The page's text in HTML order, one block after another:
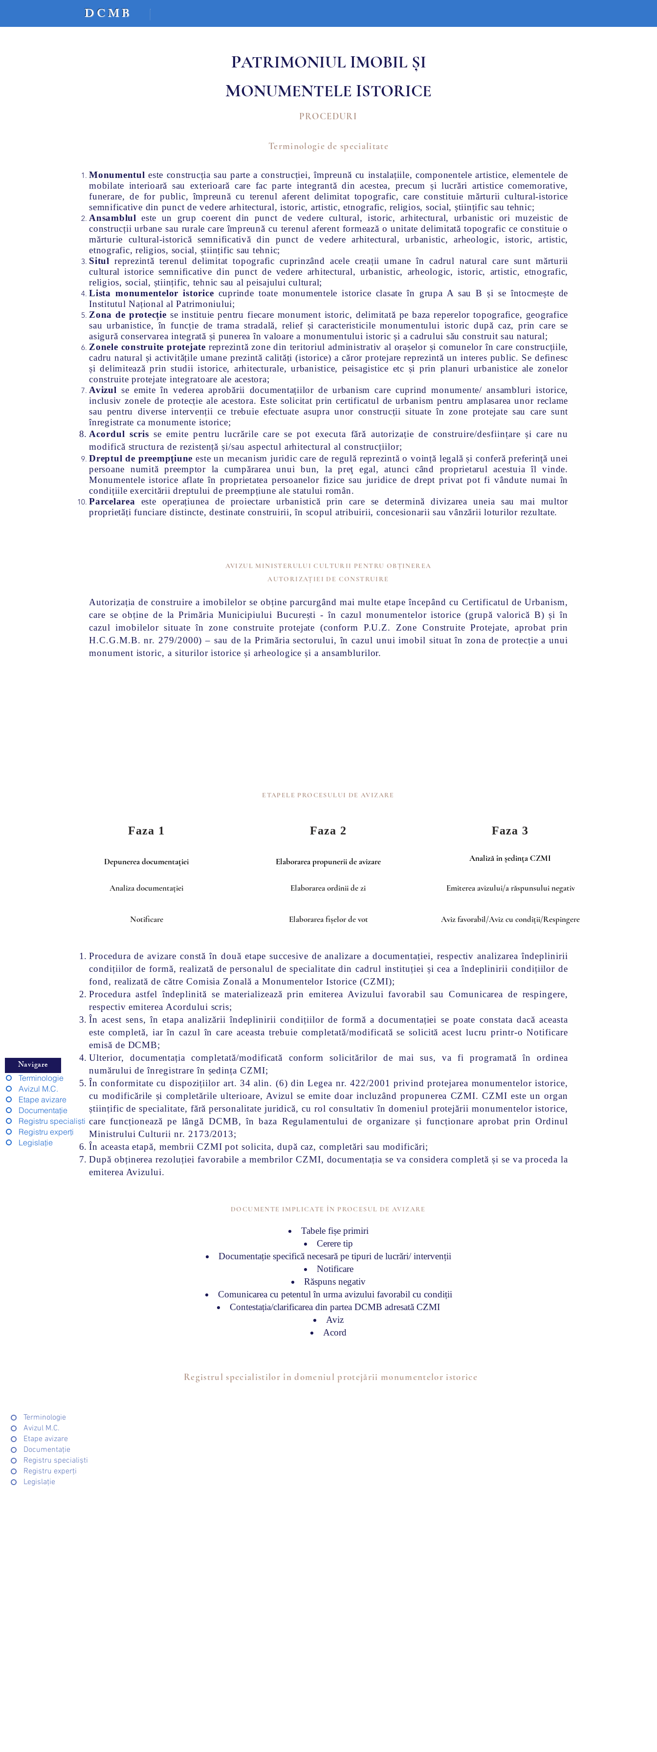
Navigare
Terminologie
Avizul M.C.
Etape avizare
Documentație
Registru specialiști
Registru experți
Legislație
Terminologie
Avizul M.C.
Etape avizare
Documentație
Registru specialiști
Registru experți
Legislație
DCMB
PATRIMONIUL IMOBIL ȘI
MONUMENTELE ISTORICE
PROCEDURI
Terminologie de specialitate
Monumentuleste construcția sau parte a construcției, împreună cu instalațiile, componentele artistice, elementele de
mobilate interioară sau exterioară care fac parte integrantă din acestea, precum și lucrări artistice comemorative,
funerare, de for public, împreună cu terenul aferent delimitat topografic, care constituie mărturii cultural-istorice
semnificative din punct de vedere arhitectural, istoric, artistic, etnografic, religios, social, științific sau tehnic;
Ansamblul este un grup coerent din punct de vedere cultural, istoric, arhitectural, urbanistic ori muzeistic de
construcții urbane sau rurale care împreună cu terenul aferent formează o unitate delimitată topografic ce constituie o
mărturie cultural-istorică semnificativă din punct de vedere arhitectural, urbanistic, arheologic, istoric, artistic,
etnografic, religios, social, științific sau tehnic;
Situlreprezintă terenul delimitat topografic cuprinzând acele creații umane în cadrul natural care sunt mărturii
cultural istorice semnificative din punct de vedere arhitectural, urbanistic, arheologic, istoric, artistic, etnografic,
religios, social, științific, tehnic sau al peisajului cultural;
Lista monumentelor istorice cuprinde toate monumentele istorice clasate în grupa A sau B și se întocmește de
Institutul Național al Patrimoniului;
Zona de protecție se instituie pentru fiecare monument istoric, delimitată pe baza reperelor topografice, geografice
sau urbanistice, în funcție de trama stradală, relief și caracteristicile monumentului istoric după caz, prin care se
asigură conservarea integrată și punerea în valoare a monumentului istoric și a cadrului său construit sau natural;
Zonele construite protejate reprezintă zone din teritoriul administrativ al orașelor și comunelor în care construcțiile,
cadru natural și activitățile umane prezintă calități (istorice) a căror protejare reprezintă un interes public. Se definesc
și delimitează prin studii istorice, arhitecturale, urbanistice, peisagistice etc și prin planuri urbanistice ale zonelor
construite protejate integratoare ale acestora;
Avizul se emite în vederea aprobării documentațiilor de urbanism care cuprind monumente/ ansambluri istorice,
inclusiv zonele de protecție ale acestora. Este solicitat prin certificatul de urbanism pentru amplasarea unor reclame
sau pentru diverse intervenții ce trebuie efectuate asupra unor construcții situate în zone protejate sau care sunt
înregistrate ca monumente istorice;
Acordul scrisse emite pentru lucrările care se pot executa fără autorizație de construire/desființare și care nu
modifică structura de rezistență și/sau aspectul arhitectural al construcțiilor;
Dreptul de preempţiuneeste un mecanism juridic care de regulă reprezintă o voință legală și conferă preferinţă unei
persoane numită preemptor la cumpărarea unui bun, la preţ egal, atunci când proprietarul acestuia îl vinde.
Monumentele istorice aflate în proprietatea persoanelor fizice sau juridice de drept privat pot fi vândute numai în
condițiile exercitării dreptului de preempțiune ale statului român.
Parcelarea este operațiunea de proiectare urbanistică prin care se determină divizarea uneia sau mai multor
proprietăți funciare distincte, destinate construirii, în scopul atribuirii, concesionarii sau vânzării loturilor rezultate.
AVIZUL MINISTERULUI CULTURII PENTRU OBȚINEREA
AUTORIZAȚIEI DE CONSTRUIRE
Autorizația de construire a imobilelor se obține parcurgând mai multe etape începând cu Certificatul de Urbanism,
care se obține de la Primăria Municipiului București - în cazul monumentelor istorice (grupă valorică B) și în
cazul imobilelor situate în zone construite protejate (conform P.U.Z. Zone Construite Protejate, aprobat prin
H.C.G.M.B. nr. 279/2000) – sau de la Primăria sectorului, în cazul unui imobil situat în zona de protecție a unui
monument istoric, a siturilor istorice și arheologice și a ansamblurilor.
ETAPELE PROCESULUI DE AVIZARE
Faza 1
Depunerea documentației
Analiza documentației
Notificare
Faza 2
Elaborarea propunerii de avizare
Elaborarea ordinii de zi
Elaborarea fișelor de vot
Faza 3
Analiză în ședința CZMI
Emiterea avizului/a răspunsului negativ
Aviz favorabil/Aviz cu condiții/Respingere
Procedura de avizare constă în două etape succesive de analizare a documentației, respectiv analizarea îndeplinirii
condițiilor de formă, realizată de personalul de specialitate din cadrul instituției și cea a îndeplinirii condițiilor de
fond, realizată de către Comisia Zonală a Monumentelor Istorice (CZMI);
Procedura astfel îndeplinită se materializează prin emiterea Avizului favorabil sau Comunicarea de respingere,
respectiv emiterea Acordului scris;
În acest sens, în etapa analizării îndeplinirii condițiilor de formă a documentației se poate constata dacă aceasta
este completă, iar în cazul în care aceasta trebuie completată/modificată se solicită acest lucru printr-o Notificare
emisă de DCMB;
Ulterior, documentația completată/modificată conform solicitărilor de mai sus, va fi programată în ordinea
numărului de înregistrare în ședința CZMI;
În conformitate cu dispozițiilor art. 34 alin. (6) din Legea nr. 422/2001 privind protejarea monumentelor istorice,
cu modificările și completările ulterioare, Avizul se emite doar incluzând propunerea CZMI. CZMI este un organ
științific de specialitate, fără personalitate juridică, cu rol consultativ în domeniul protejării monumentelor istorice,
care funcționează pe lângă DCMB, în baza Regulamentului de organizare și funcționare aprobat prin Ordinul
Ministrului Culturii nr. 2173/2013;
În aceasta etapă, membrii CZMI pot solicita, după caz, completări sau modificări;
După obținerea rezoluției favorabile a membrilor CZMI, documentația se va considera completă și se va proceda la
emiterea Avizului.
DOCUMENTE IMPLICATE ÎN PROCESUL DE AVIZARE
Tabele fișe primiri​
Cerere tip
Documentație specifică necesară pe tipuri de lucrări/ intervenții
Notificare
Răspuns negativ
Comunicarea cu petentul în urma avizului favorabil cu condiții
Contestația/clarificarea din partea DCMB adresată CZMI
Aviz
Acord
Registrul specialistilor în domeniul protejării monumentelor istorice